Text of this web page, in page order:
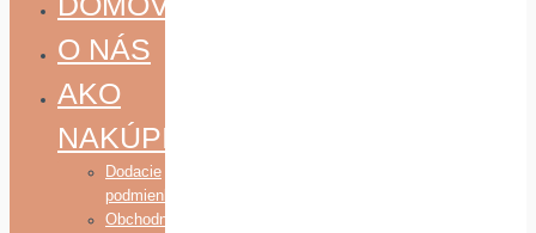
O NÁS
AKO
NAKÚPIŤ
Dodacie
podmienky
Obchodné